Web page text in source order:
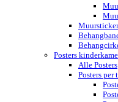
Posters
Alle Posters
Posters per